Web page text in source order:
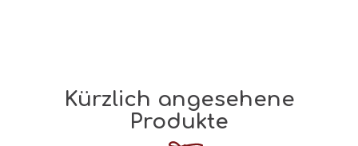
Kürzlich angesehene
Produkte